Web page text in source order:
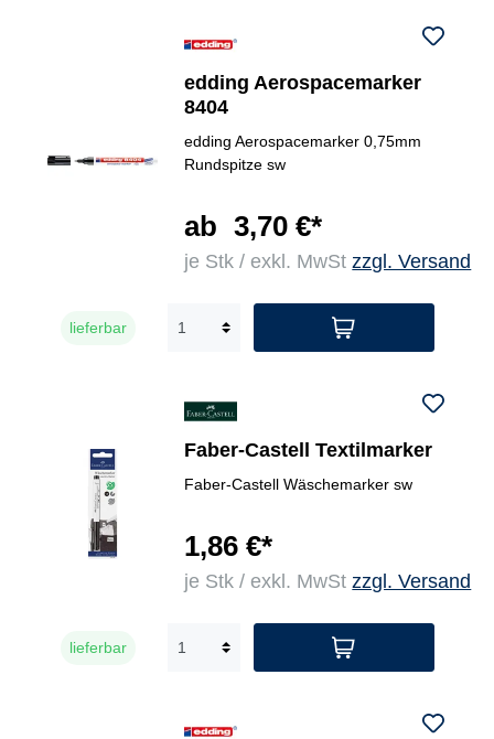
edding Aerospacemarker
8404
edding Aerospacemarker 0,75mm
Rundspitze sw
ab 3,70 €*
je Stk / exkl. MwStzzgl. Versand
lieferbar
Faber-Castell Textilmarker
Faber-Castell Wäschemarker sw
1,86 €*
je Stk / exkl. MwStzzgl. Versand
lieferbar